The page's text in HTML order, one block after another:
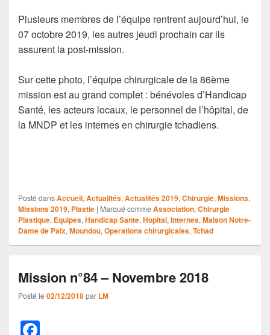
Plusieurs membres de l’équipe rentrent aujourd’hui, le
07 octobre 2019, les autres jeudi prochain car ils
assurent la post-mission.
Sur cette photo, l’équipe chirurgicale de la 86ème
mission est au grand complet : bénévoles d’Handicap
Santé, les acteurs locaux, le personnel de l’hôpital, de
la MNDP et les internes en chirurgie tchadiens.
Posté dansAccueil,Actualités,Actualités 2019,Chirurgie,Missions,
Missions 2019, Plastie | Marqué comme Association,Chirurgie
Plastique, Equipes,Handicap Sante,Hopital,Internes,Maison Notre-
Dame de Paix,Moundou,Operations chirurgicales,Tchad
Mission n°84 – Novembre 2018
Posté le 02/12/2018par LM